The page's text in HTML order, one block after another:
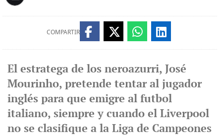
COMPARTIR
El estratega de los neroazurri, José
Mourinho, pretende tentar al jugador
inglés para que emigre al futbol
italiano, siempre y cuando el Liverpool
no se clasifique a la Liga de Campeones